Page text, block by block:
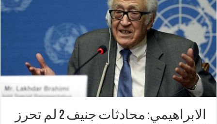
الابراهيمي: محادثات جنيف 2 لم تحرز